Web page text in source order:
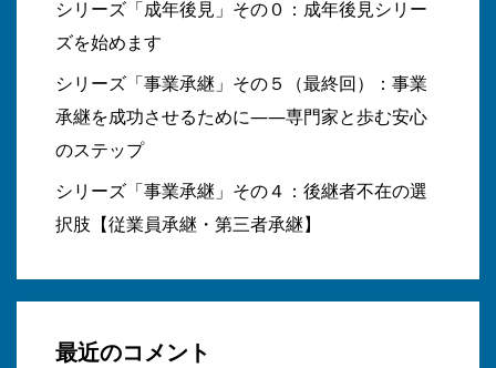
シリーズ「成年後見」その０：成年後見シリー
ズを始めます
シリーズ「事業承継」その５（最終回）：事業
承継を成功させるために――専門家と歩む安心
のステップ
シリーズ「事業承継」その４：後継者不在の選
択肢【従業員承継・第三者承継】
最近のコメント